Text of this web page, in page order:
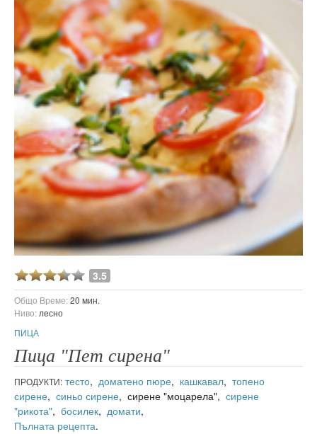
3.5
Общо Време:20 мин.
Ниво: лесно
ПИЦА
Пица "Пет сирена"
ПРОДУКТИ: тесто, доматено пюре, кашкавал, топено
сирене, синьо сирене, сирене "моцарела", сирене
"рикота", босилек, домати,
Пълната рецепта.